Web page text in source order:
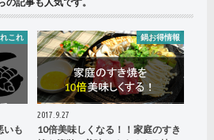
これ
いも
鍋お得情報
2017.9.27
10倍美味しくなる！！家庭のすき